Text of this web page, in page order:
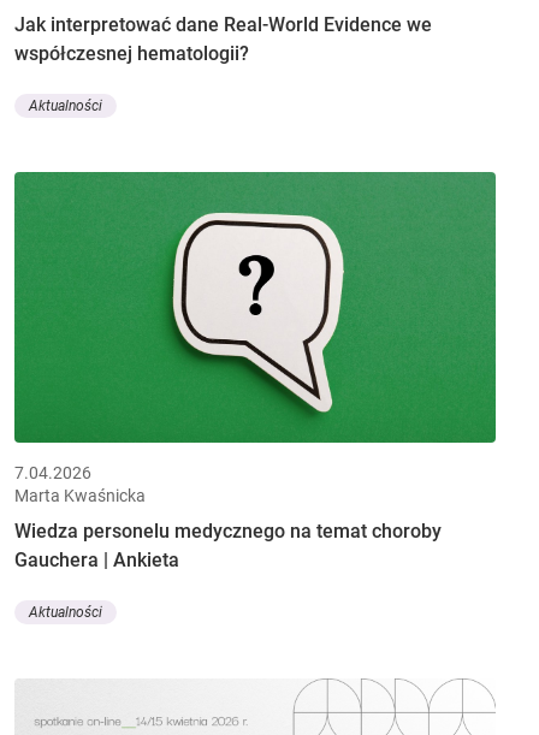
Jak interpretować dane Real-World Evidence we
współczesnej hematologii?
Aktualności
7.04.2026
Marta Kwaśnicka
Wiedza personelu medycznego na temat choroby
Gauchera | Ankieta
Aktualności